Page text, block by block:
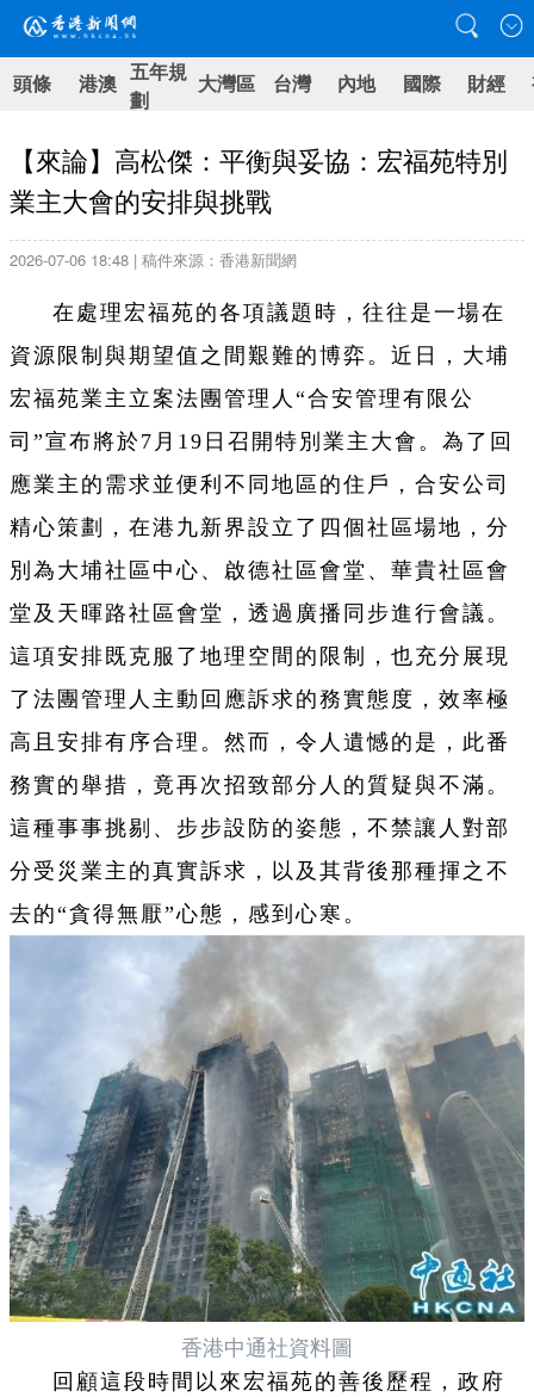
頭條 港澳 五年規
劃
大灣區 台灣 內地 國際 財經
【來論】高松傑：平衡與妥協：宏福苑特別
業主大會的安排與挑戰
2026-07-06 18:48 | 稿件來源：香港新聞網
在處理宏福苑的各項議題時，往往是一場在
資源限制與期望值之間艱難的博弈。近日，大埔
宏福苑業主立案法團管理人“合安管理有限公
司”宣布將於7月19日召開特別業主大會。為了回
應業主的需求並便利不同地區的住戶，合安公司
精心策劃，在港九新界設立了四個社區場地，分
別為大埔社區中心、啟德社區會堂、華貴社區會
堂及天暉路社區會堂，透過廣播同步進行會議。
這項安排既克服了地理空間的限制，也充分展現
了法團管理人主動回應訴求的務實態度，效率極
高且安排有序合理。然而，令人遺憾的是，此番
務實的舉措，竟再次招致部分人的質疑與不滿。
這種事事挑剔、步步設防的姿態，不禁讓人對部
分受災業主的真實訴求，以及其背後那種揮之不
去的“貪得無厭”心態，感到心寒。
香港中通社資料圖
回顧這段時間以來宏福苑的善後歷程，政府